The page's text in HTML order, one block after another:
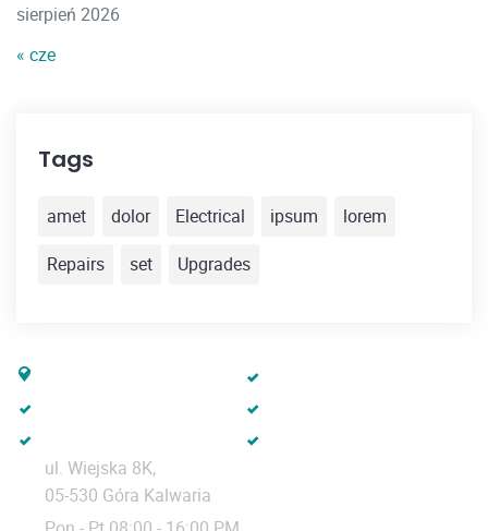
sierpień 2026
« cze
Tags
amet dolor Electrical ipsum
lorem
Repairs
set Upgrades
ul. Wiejska 8K,
05-530 Góra Kalwaria